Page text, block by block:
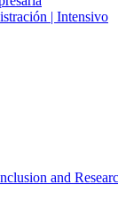
| Intensivo
and